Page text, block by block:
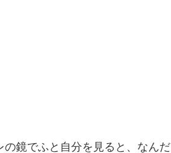
の鏡でふと自分を見ると、なんだ